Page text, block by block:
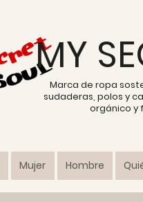
MY
Marca de ropa
sudaderas, polos y
orgánico y
Mujer Hombre